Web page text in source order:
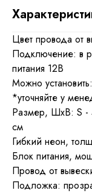
Цвет провода от
Подключение: в
питания 12В
Можно
*уточняйте у
Размер, ШхВ: S -
см
Гибкий неон,
Блок питания,
Провод от
Подложка: